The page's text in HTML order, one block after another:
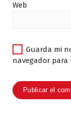
Web
Guarda mi
navegador para